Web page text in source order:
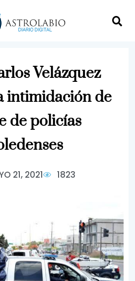
Velázquez
intimidación de
de policías
21, 2021 1823